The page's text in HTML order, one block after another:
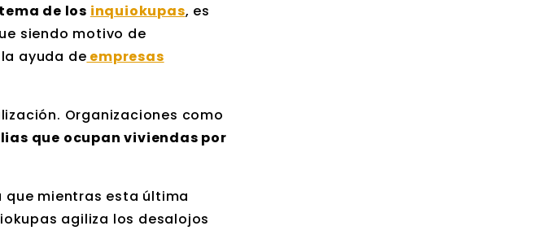
de los inquiokupas, es
siendo motivo de
ayuda de empresas
Organizaciones como
que ocupan viviendas por
que mientras esta última
agiliza los desalojos